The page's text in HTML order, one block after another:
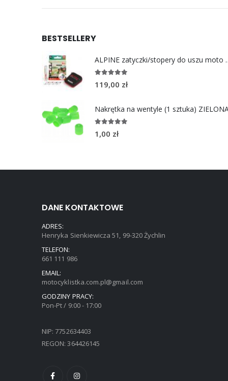
BESTSELLERY
ALPINE
out of 5
119,00 zł
Nakrętka na wentyle (1 sztuka)
out of 5
1,00 zł
DANE KONTAKTOWE
ADRES:
Henryka Sienkiewicza 51, 99-320 Żychlin
TELEFON:
661 111 986
EMAIL:
motocyklistka.com.pl@gmail.com
GODZINY PRACY:
Pon-Pt / 9:00 - 17:00
NIP: 7752634403
REGON: 364426145